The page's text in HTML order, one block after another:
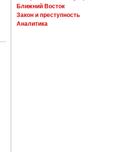
Ближний Восток
Закон и преступность
Аналитика